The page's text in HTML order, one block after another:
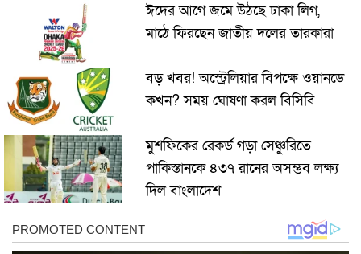
ঈদের আগে জমে উঠছে ঢাকা লিগ,
মাঠে ফিরছেন জাতীয় দলের তারকারা
বড় খবর! অস্ট্রেলিয়ার বিপক্ষে ওয়ানডে
কখন? সময় ঘোষণা করল বিসিবি
মুশফিকের রেকর্ড গড়া সেঞ্চুরিতে
পাকিস্তানকে ৪৩৭ রানের অসম্ভব লক্ষ্য
দিল বাংলাদেশ